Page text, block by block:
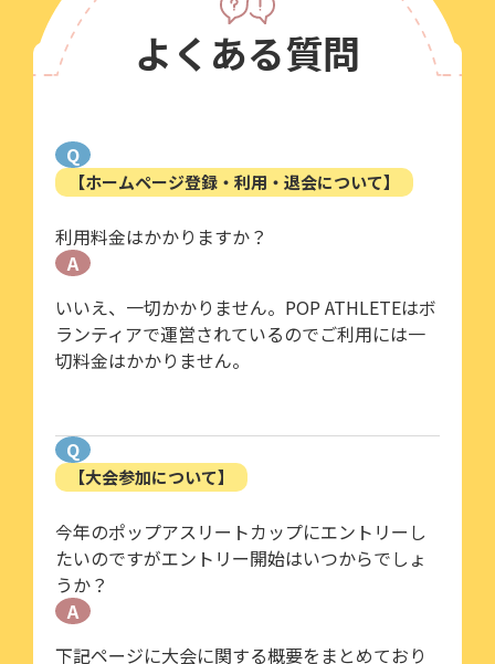
よくある質問
Q
【ホームページ登録・利用・退会について】
利用料金はかかりますか？
A
いいえ、一切かかりません。POP ATHLETEはボ
ランティアで運営されているのでご利用には一
切料金はかかりません。
Q
【大会参加について】
今年のポップアスリートカップにエントリーし
たいのですがエントリー開始はいつからでしょ
うか？
A
下記ページに大会に関する概要をまとめており